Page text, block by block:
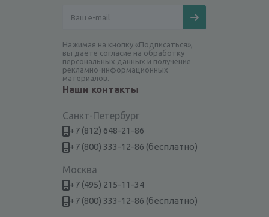
Нажимая на кнопку «Подписаться»,
вы даёте согласие на обработку
персональных данных и получение
рекламно-информационных
материалов.
Наши контакты
Санкт-Петербург
+7 (812) 648-21-86
+7 (800) 333-12-86 (бесплатно)
Москва
+7 (495) 215-11-34
+7 (800) 333-12-86 (бесплатно)